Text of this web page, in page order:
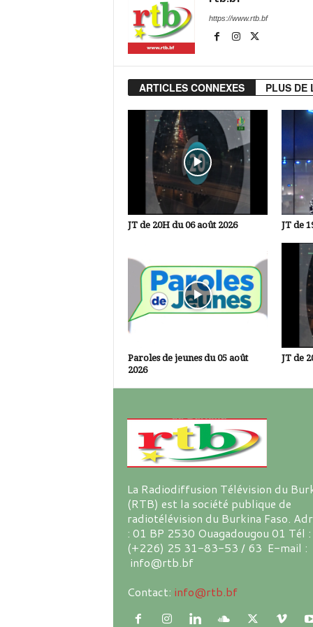
https://www.rtb.bf
ARTICLES CONNEXES PLUS DE
JT de 20H du 06 août 2026 JT de
Paroles de jeunes du 05 août
2026
JT de
La Radiodiffusion Télévision du
(RTB) est la société publique de
radiotélévision du Burkina Faso.
: 01 BP 2530 Ouagadougou 01 Tél :
(+226) 25 31-83-53 / 63 E-mail :
info@rtb.bf
Contact: info@rtb.bf